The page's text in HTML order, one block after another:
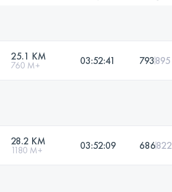
25.1 KM
760 M+ 03:52:41 793895
28.2 KM
1180 M+ 03:52:09 686822